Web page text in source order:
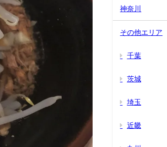
神奈川
その他エリア
千葉
茨城
埼玉
近畿